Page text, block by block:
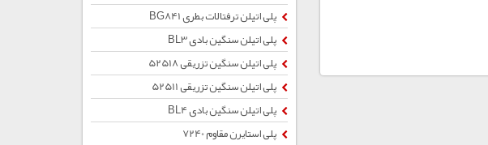
پلی اتیلن ترفتالات بطری BG841
پلی اتیلن سنگین بادی BL3
پلی اتیلن سنگین تزریقی 52518
پلی اتیلن سنگین تزریقی 52511
پلی اتیلن سنگین بادی BL4
پلی استایرن مقاوم 7240